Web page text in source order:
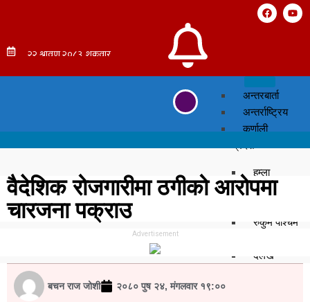
अन्तरबार्ता
अन्तर्राष्ट्रिय
कर्णाली
प्रदेश
हुम्ला
सुर्खेत
रुकुम पश्चिम
दैलेख
वैदेशिक रोजगारीमा ठगीको आरोपमा
चारजना पक्राउ
Advertisement
बचन राज जोशी २०८० पुष २४, मंगलवार १९:००